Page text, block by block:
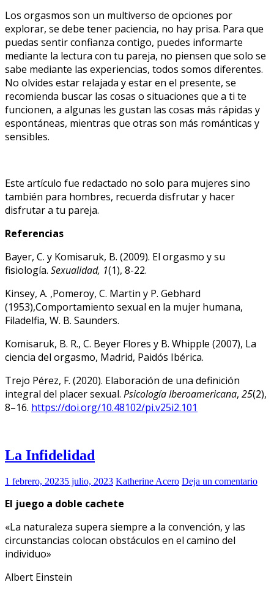
Los orgasmos son un multiverso de opciones por
explorar, se debe tener paciencia, no hay prisa. Para que
puedas sentir confianza contigo, puedes informarte
mediante la lectura con tu pareja, no piensen que solo se
sabe mediante las experiencias, todos somos diferentes.
No olvides estar relajada y estar en el presente, se
recomienda buscar las cosas o situaciones que a ti te
funcionen, a algunas les gustan las cosas más rápidas y
espontáneas, mientras que otras son más románticas y
sensibles.
Este artículo fue redactado no solo para mujeres sino
también para hombres, recuerda disfrutar y hacer
disfrutar a tu pareja.
Referencias
Bayer, C. y Komisaruk, B. (2009). El orgasmo y su
fisiología. Sexualidad, 1(1), 8-22.
Kinsey, A. ,Pomeroy, C. Martin y P. Gebhard
(1953),Comportamiento sexual en la mujer humana,
Filadelfia, W. B. Saunders.
Komisaruk, B. R., C. Beyer Flores y B. Whipple (2007), La
ciencia del orgasmo, Madrid, Paidós Ibérica.
Trejo Pérez, F. (2020). Elaboración de una definición
integral del placer sexual. Psicología Iberoamericana, 25(2),
8–16. https://doi.org/10.48102/pi.v25i2.101
La Infidelidad
1 febrero, 20235 julio, 2023 Katherine Acero Deja un comentario
El juego a doble cachete
«La naturaleza supera siempre a la convención, y las
circunstancias colocan obstáculos en el camino del
individuo»
Albert Einstein